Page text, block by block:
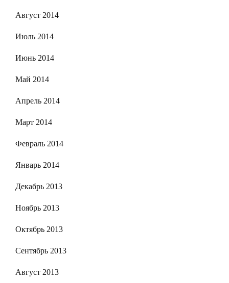
Август 2014
Июль 2014
Июнь 2014
Май 2014
Апрель 2014
Март 2014
Февраль 2014
Январь 2014
Декабрь 2013
Ноябрь 2013
Октябрь 2013
Сентябрь 2013
Август 2013